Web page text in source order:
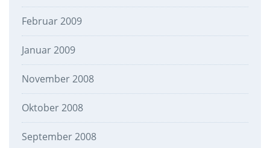
Februar 2009
Januar 2009
November 2008
Oktober 2008
September 2008